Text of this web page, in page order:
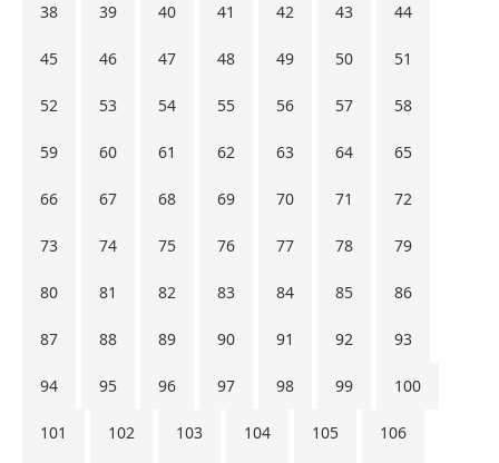
38 39 40 41 42 43 44
45 46 47 48 49 50 51
52 53 54 55 56 57 58
59 60 61 62 63 64 65
66 67 68 69 70 71 72
73 74 75 76 77 78 79
80 81 82 83 84 85 86
87 88 89 90 91 92 93
94 95 96 97 98 99 100
101 102 103 104 105 106